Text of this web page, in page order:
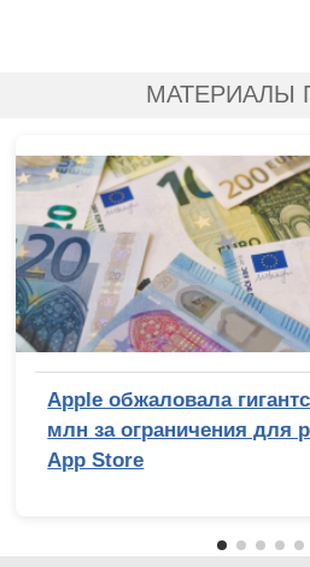
МАТЕРИАЛЫ
Apple обжаловала
млн за ограничения для
App Store